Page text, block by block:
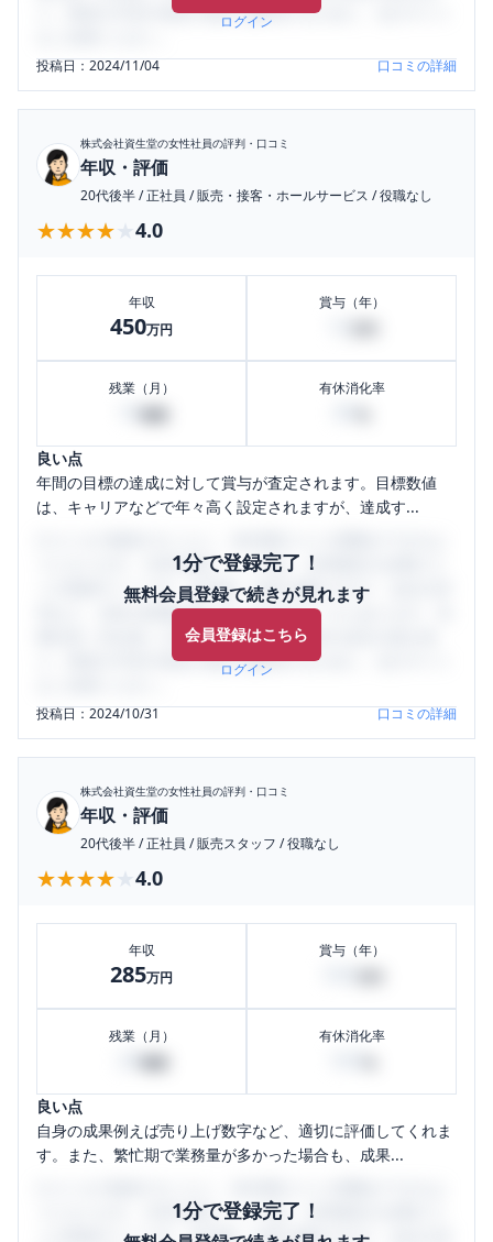
ログイン
り、将来の不安や現在の悩みを解消するために、ぜひサイト
投稿日：2024/11/04 口コミの詳細
株式会社資生堂の女性社員の評判・口コミ
年収・評価
20代後半/正社員 /販売・接客・ホールサービス /役職なし
★★★★★
★★★★★ 4.0
年収
450万円
賞与（年）
残業（月） 有休消化率
良い点
年間の目標の達成に対して賞与が査定されます。目標数値
は、キャリアなどで年々高く設定されますが、達成す...
1分で登録完了！
無料会員登録で続きが見れます
会員登録はこちら
ログイン
うになります。SHEHUB(シーハブ)は、女性限定の企業口コ
ミの投稿サイトです。給与面・女性の働きやすさ・会社の評
判など、女性の転職は気にすべき点がたくさんあります。先
輩社員（元社員）の口コミを通して、本当の会社の姿を知
り、将来の不安や現在の悩みを解消するために、ぜひサイト
投稿日：2024/10/31 口コミの詳細
株式会社資生堂の女性社員の評判・口コミ
年収・評価
20代後半/正社員 /販売スタッフ /役職なし
★★★★★
★★★★★ 4.0
年収
285万円
賞与（年）
残業（月）
29
有休消化率
良い点
自身の成果例えば売り上げ数字など、適切に評価してくれま
す。また、繁忙期で業務量が多かった場合も、成果...
1分で登録完了！
うになります。SHEHUB(シーハブ)は、女性限定の企業口コ
ミの投稿サイトです。給与面・女性の働きやすさ・会社の評